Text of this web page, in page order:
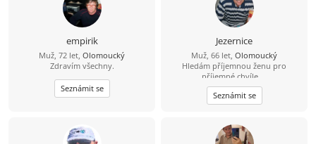
empirik
Muž, 72 let, Olomoucký
Zdravím všechny.
Seznámit se
Jezernice
Muž, 66 let, Olomoucký
Hledám příjemnou ženu pro
příjemné chvíle....
Seznámit se